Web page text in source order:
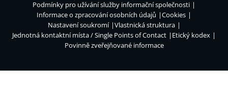
Podmínky pro užívání služby informační společnosti
Informace o zpracování osobních údajů
Cookies
Nastavení soukromí
Vlastnická struktura
Jednotná kontaktní místa / Single Points of Contact
Etický kodex
Povinně zveřejňované informace